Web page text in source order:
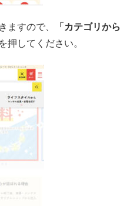
ますので、
「カテゴリから
を押してください。